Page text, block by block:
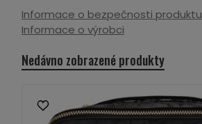
Informace o bezpečnosti produktu
Informace o výrobci
Nedávno zobrazené produkty